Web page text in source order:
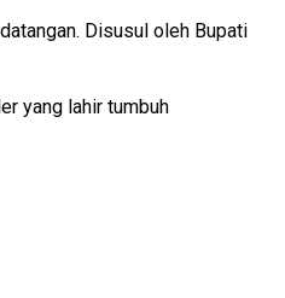
Disusul oleh Bupati
yang lahir tumbuh